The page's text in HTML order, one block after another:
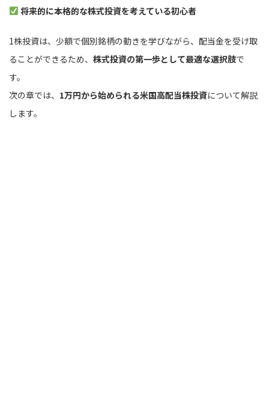
将来的に本格的な株式投資を考えている初心者
1株投資は、少額で個別銘柄の動きを学びながら、配当金を受け取
ることができるため、 株式投資の第一歩として最適な選択肢で
す。
次の章では、 1万円から始められる米国高配当株投資について解説
します。